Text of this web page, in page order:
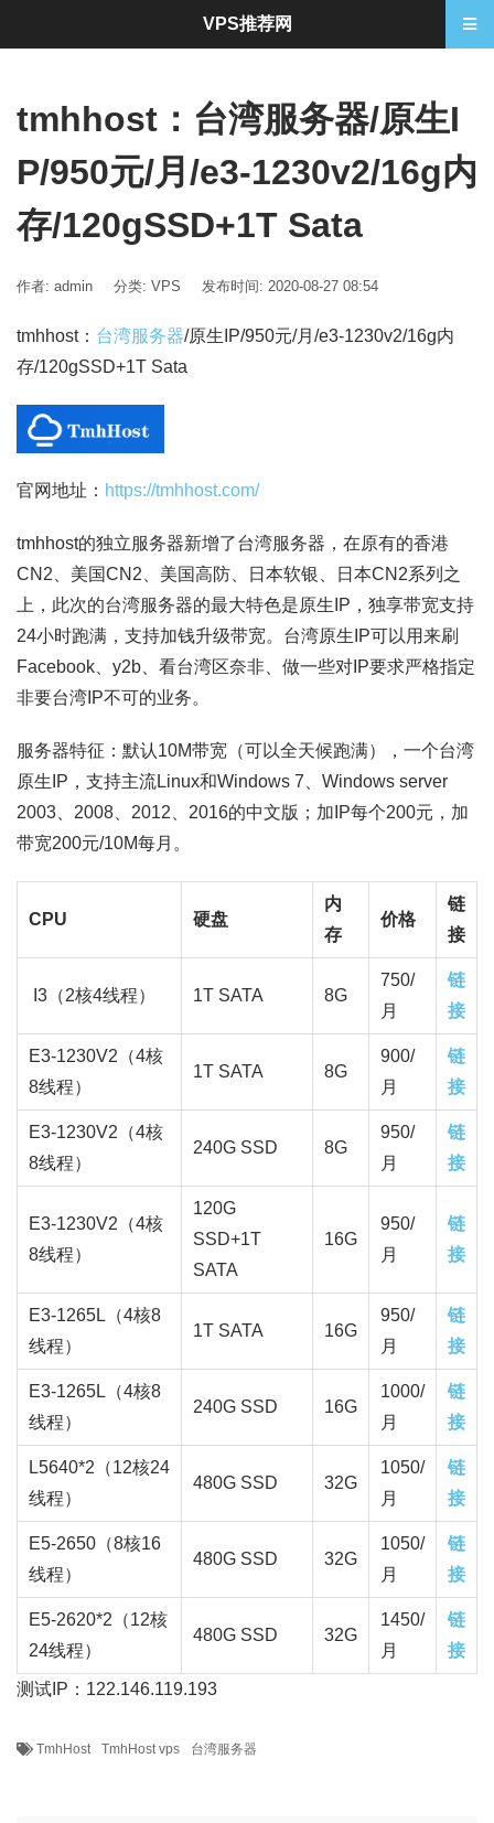
tmhhost：台湾服务器/原生I
P/950元/月/e3-1230v2/16g内
存/120gSSD+1T Sata
作者: admin 分类: VPS 发布时间: 2020-08-27 08:54
tmhhost： 台湾服务器/原生IP/950元/月/e3-1230v2/16g内
存/120gSSD+1T Sata
官网地址： https://tmhhost.com/
tmhhost的独立服务器新增了台湾服务器，在原有的香港
CN2、美国CN2、美国高防、日本软银、日本CN2系列之
上，此次的台湾服务器的最大特色是原生IP，独享带宽支持
24小时跑满，支持加钱升级带宽。台湾原生IP可以用来刷
Facebook、y2b、看台湾区奈非、做一些对IP要求严格指定
非要台湾IP不可的业务。
服务器特征：默认10M带宽（可以全天候跑满），一个台湾
原生IP，支持主流Linux和Windows 7、Windows server
2003、2008、2012、2016的中文版；加IP每个200元，加
带宽200元/10M每月。
CPU 硬盘
内
存
价格
链
接
I3（2核4线程） 1T SATA 8G
750/
月
链
接
E3-1230V2（4核
8线程）
1T SATA 8G
900/
月
链
接
E3-1230V2（4核
8线程）
240G SSD 8G
950/
月
链
接
E3-1230V2（4核
8线程）
120G
SSD+1T
SATA
16G
950/
月
链
接
E3-1265L（4核8
线程）
1T SATA 16G
950/
月
链
接
E3-1265L（4核8
线程）
240G SSD 16G
1000/
月
链
接
L5640*2（12核24
线程）
480G SSD 32G
1050/
月
链
接
E5-2650（8核16
线程）
480G SSD 32G
1050/
月
链
接
E5-2620*2（12核
24线程）
480G SSD 32G
1450/
月
链
接
测试IP：122.146.119.193
TmhHost TmhHost vps 台湾服务器
VPS推荐网